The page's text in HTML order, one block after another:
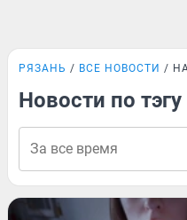
РЯЗАНЬ ВСЕ НОВОСТИ
Новости по